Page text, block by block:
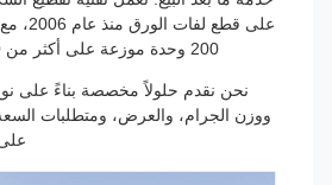
على قطع لفات الورق
نحن نقدم حلولاً مخصصة بناءً على نوع
ووزن الجرام، والعرض، ومتطلبات السعة.
على